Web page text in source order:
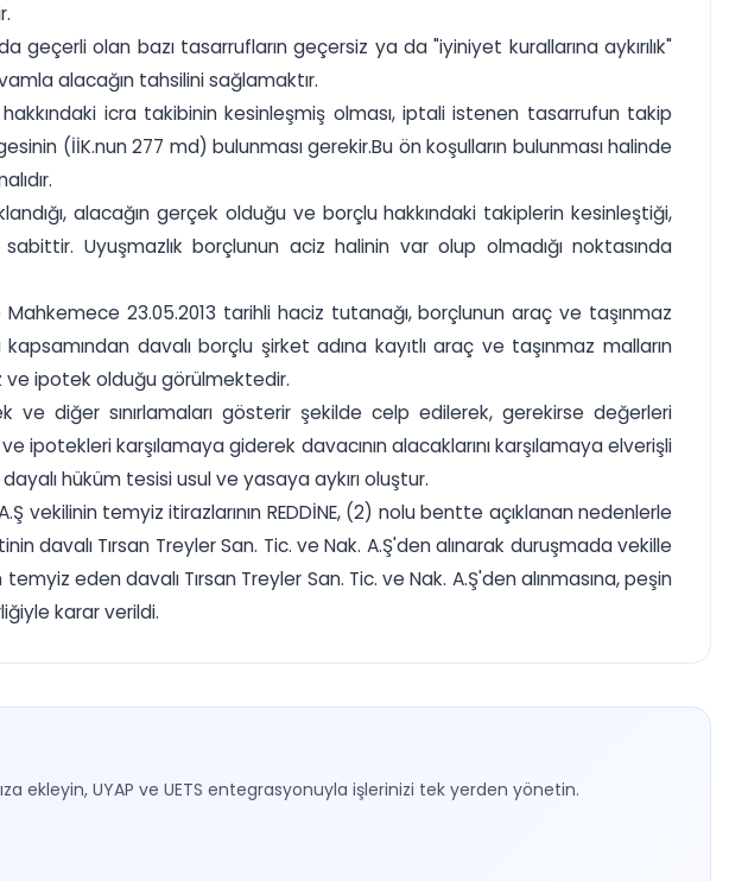
olan bazı tasarrufların geçersiz ya da "iyiniyet kurallarına aykırılık"
alacağın tahsilini sağlamaktır.
icra takibinin kesinleşmiş olması, iptali istenen tasarrufun takip
(İİK.nun 277 md) bulunması gerekir.Bu ön koşulların bulunması halinde
alacağın gerçek olduğu ve borçlu hakkındaki takiplerin kesinleştiği,
Uyuşmazlık borçlunun aciz halinin var olup olmadığı noktasında
23.05.2013 tarihli haciz tutanağı, borçlunun araç ve taşınmaz
davalı borçlu şirket adına kayıtlı araç ve taşınmaz malların
ve ipotek olduğu görülmektedir.
ve diğer sınırlamaları gösterir şekilde celp edilerek, gerekirse değerleri
karşılamaya giderek davacının alacaklarını karşılamaya elverişli
hüküm tesisi usul ve yasaya aykırı oluştur.
vekilinin temyiz itirazlarının REDDİNE, (2) nolu bentte açıklanan nedenlerle
davalı Tırsan Treyler San. Tic. ve Nak. A.Ş'den alınarak duruşmada vekille
eden davalı Tırsan Treyler San. Tic. ve Nak. A.Ş'den alınmasına, peşin
karar verildi.
ekleyin, UYAP ve UETS entegrasyonuyla işlerinizi tek yerden yönetin.